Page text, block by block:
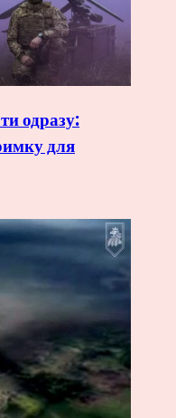
одразу:
для